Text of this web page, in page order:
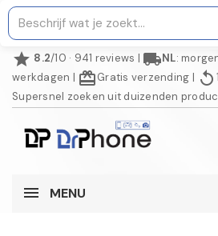
star 8.2/10 · 941 reviews | local_shippingNL:
werkdagen | redeemGratis verzending | replay
Supersnel zoeken uit duizenden
MENU